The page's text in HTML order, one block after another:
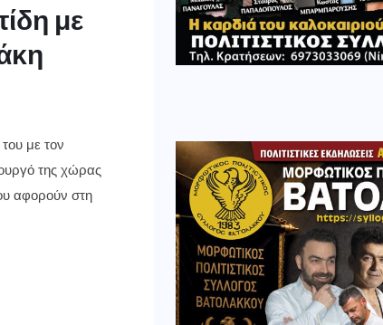
με
με τον
της χώρας
αφορούν στη